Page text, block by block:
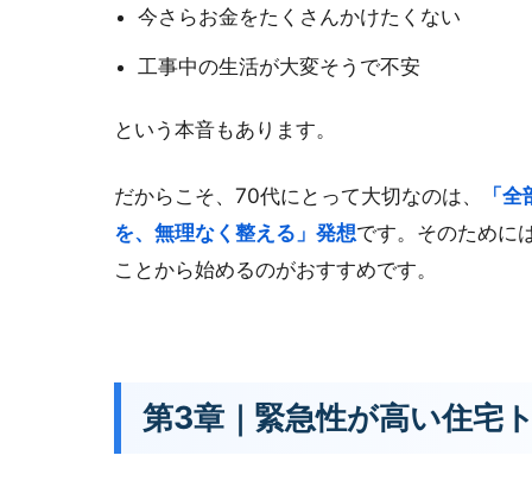
今さらお金をたくさんかけたくない
工事中の生活が大変そうで不安
という本音もあります。
だからこそ、70代にとって大切なのは、
「
を、無理なく整える」発想です。そのために
ことから始めるのがおすすめです。
第3章｜緊急性が高い住宅